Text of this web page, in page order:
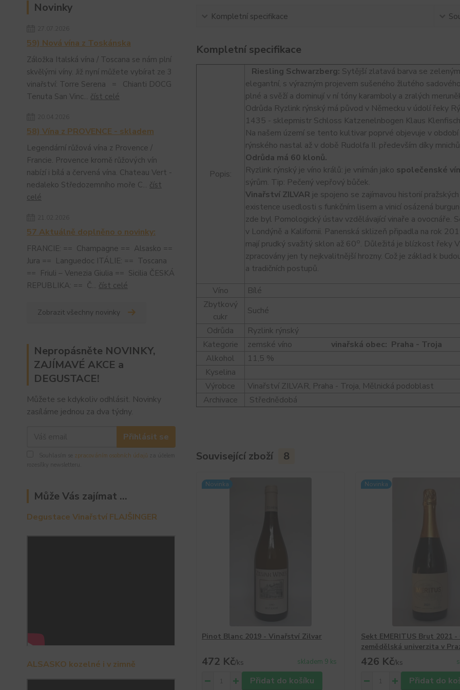
Novinky
59) Nová vína z Toskánska
Záložka Italská vína / Toscana se nám plní
skvělými víny. Již nyní můžete vybírat ze 3
vinařství: Torre Serena = Chianti DOCG
Tenuta San Vinc... číst celé
58) Vína z PROVENCE - skladem
Legendární růžová vína z Provence /
Francie. Provence kromě růžových vín
nabízí i bílá a červená vína. Chateau Vert -
nedaleko Středozemního moře C... číst
celé
57 Aktuálně doplněno o novinky:
FRANCIE: == Champagne == Alsasko ==
Jura == Languedoc ITÁLIE: == Toscana
== Friuli – Venezia Giulia == Sicilia ČESKÁ
REPUBLIKA: == Č... číst celé
Zobrazit všechny novinky
Nepropásněte NOVINKY,
ZAJÍMAVÉ AKCE a
DEGUSTACE!
Můžete se kdykoliv odhlásit. Novinky
zasíláme jednou za dva týdny.
Přihlásit se
zpracováním osobních údajů
Může Vás zajímat ...
Degustace Vinařství FLAJŠINGER
ALSASKO kozelné i v zimně
Kompletní specifikace
Kompletní specifikace
Popis:
Riesling Schwarzberg: Sytější zlatavá barva se
elegantní, s výrazným projevem sušeného žlutého
plné a svěží a dominují v ní tóny karamboly a zralých
Odrůda Ryzlink rýnský má původ v Německu v údolí řeky
1435 - sklepmistr Schloss Katzenelnbogen Klaus
Na našem území se tento kultivar poprvé objevuje v
rýnského nastal až v době Rudolfa II. především díky
Odrůda má 60 klonů.
Ryzlink rýnský je víno králů: je vnímán jako společenské
sýrům. Tip: Pečený vepřový bůček.
Vinařství ZILVAR je spojeno se zajímavou historií
existence usedlosti s funkčním lisem a vinicí osázená
zde byl Pomologický ústav vzdělávající vinaře a ovocnáře.
v Londýně a Kalifornii. Panenská sklizeň připadla na rok
mají prudký svažitý sklon až 60o. Důležitá je blízkost řeky
zpracovány jen ty nejkvalitnější hrozny. Což je základ k
a tradičních postupů.
Víno
Bílé
Zbytkový
cukr
Suché
Odrůda
Ryzlink rýnský
Kategorie
zemské víno vinařská obec: Praha - Troja
Alkohol
11,5 %
Kyselina
Výrobce
Vinařství ZILVAR, Praha - Troja, Mělnická podoblast
Archivace
Střednědobá
Související zboží 8
Novinka
Pinot Blanc 2019 - Vinařství Zilvar
472 Kč/ks skladem 9 ks
Přidat do košíku
Novinka
Sekt EMERITUS Brut 2021 -
zemědělská univerzita v
426 Kč/ks
Přidat do